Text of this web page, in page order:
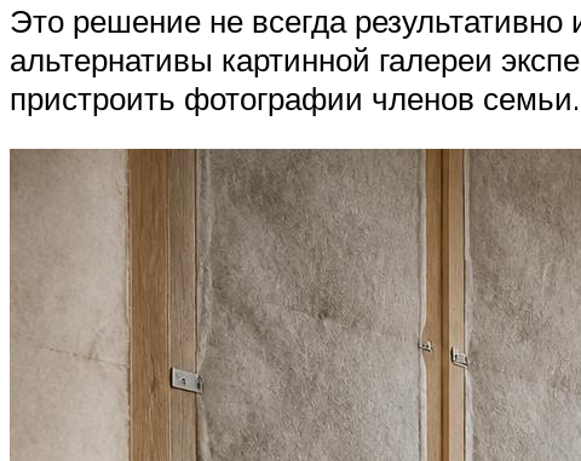
Это решение не всегда
альтернативы картинной галереи
пристроить фотографии членов семьи.